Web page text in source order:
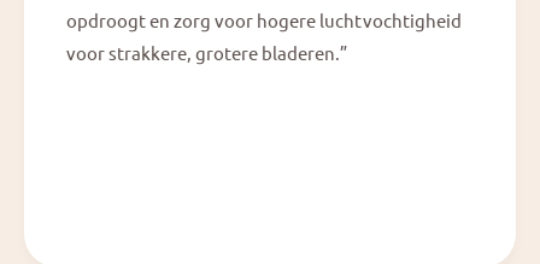
opdroogt en zorg voor hogere luchtvochtigheid
voor strakkere, grotere bladeren.”